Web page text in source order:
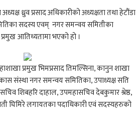
ध्रुव प्रसाद अधिकारीको अध्यक्षता तथा हेटौंडा
सदस्य एवम् नगर समन्वय समितीका
आतिथ्यतामा भएको हो ।
प्रमुख भिमप्रसाद तिमल्सिना, कानुन शाखा
संस्था नगर समन्वय समितिका, उपाध्यक्ष सति
शिबहरि दाहाल, उपमहासचिव देबकुमार श्रेष्ठ,
घिमिरे लगायतका पदाधिकारी एवं सदस्यहरुको